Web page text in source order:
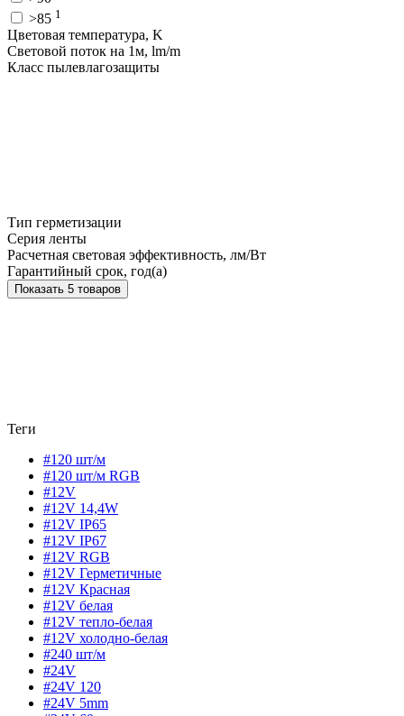
>85 1
Цветовая температура, K
Световой поток на 1м, lm/m
Класс пылевлагозащиты
Тип герметизации
Серия ленты
Расчетная световая эффективность, лм/Вт
Гарантийный срок, год(а)
Показать 5 товаров
Теги
#120 шт/м
#120 шт/м RGB
#12V
#12V 14,4W
#12V IP65
#12V IP67
#12V RGB
#12V Герметичные
#12V Красная
#12V белая
#12V тепло-белая
#12V холодно-белая
#240 шт/м
#24V
#24V 120
#24V 5mm